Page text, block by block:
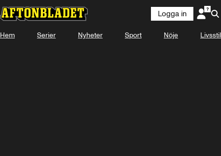
Logga in
Hem Serier Nyheter Sport Nöje Livsstil